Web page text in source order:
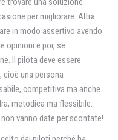
per migliorare. Altra
in modo assertivo avendo
opinioni e poi, se
Il pilota deve essere
cioè una persona
competitiva ma anche
metodica ma flessibile.
non vanno date per scontate!